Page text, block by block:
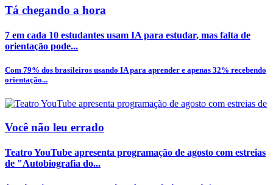
Tá chegando a hora
7 em cada 10 estudantes usam IA para estudar, mas falta de
orientação pode...
Com 79% dos brasileiros usando IA para aprender e apenas 32% recebendo
orientação...
Você não leu errado
Teatro YouTube apresenta programação de agosto com estreias
de "Autobiografia do...